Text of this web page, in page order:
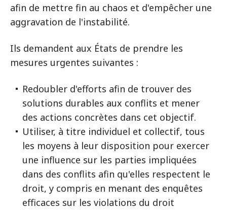
afin de mettre fin au chaos et d'empêcher une
aggravation de l'instabilité.
Ils demandent aux États de prendre les
mesures urgentes suivantes :
Redoubler d'efforts afin de trouver des
solutions durables aux conflits et mener
des actions concrètes dans cet objectif.
Utiliser, à titre individuel et collectif, tous
les moyens à leur disposition pour exercer
une influence sur les parties impliquées
dans des conflits afin qu'elles respectent le
droit, y compris en menant des enquêtes
efficaces sur les violations du droit